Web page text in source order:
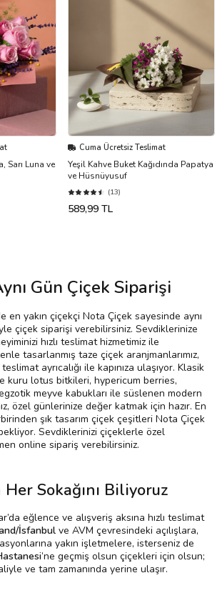
Sarı Luna ve
Cuma Ücretsiz Teslimat
Yeşil Kahve Buket Kağıdında Papatya
ve Hüsnüyusuf
(13)
589,99 TL
Gün Çiçek Siparişi
en yakın çiçekçi Nota Çiçek sayesinde aynı
çiçek siparişi verebilirsiniz. Sevdiklerinize
hızlı teslimat hizmetimiz ile
tasarlanmış taze çiçek aranjmanlarımız,
ayrıcalığı ile kapınıza ulaşıyor. Klasik
kuru lotus bitkileri, hypericum berries,
meyve kabukları ile süslenen modern
özel günlerinize değer katmak için hazır. En
şık tasarım çiçek çeşitleri Nota Çiçek
Sevdiklerinizi çiçeklerle özel
online sipariş verebilirsiniz.
Her Sokağını Biliyoruz
eğlence ve alışveriş aksına hızlı teslimat
İsfanbul ve AVM çevresindeki açılışlara,
yakın işletmelere, isterseniz de
’ne geçmiş olsun çiçekleri için olsun;
ve tam zamanında yerine ulaşır.